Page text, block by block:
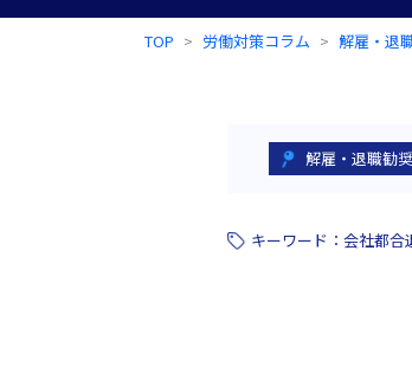
TOP 労働対策コラム 解雇・退
解雇・退職勧奨
キーワード： 会社都合